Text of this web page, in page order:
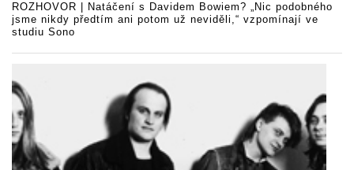
ROZHOVOR | Natáčení s Davidem Bowiem? „Nic podobného
jsme nikdy předtím ani potom už neviděli,“ vzpomínají ve
studiu Sono